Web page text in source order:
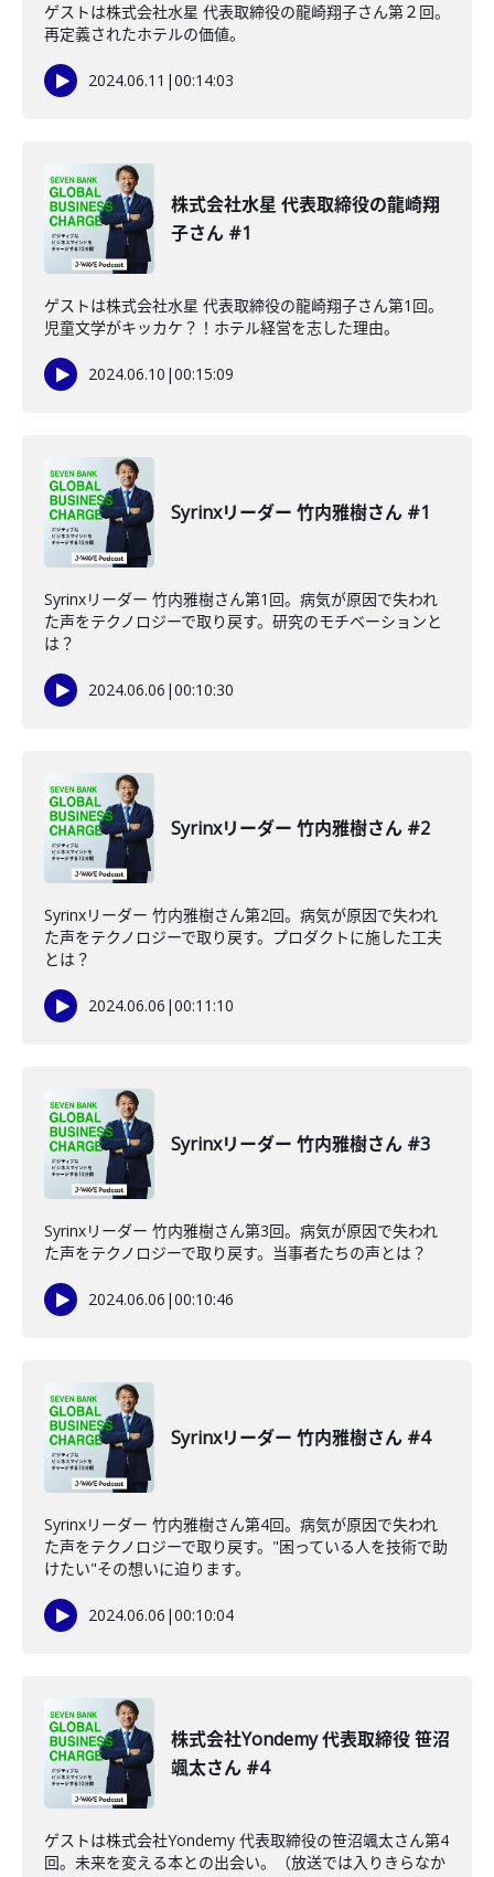
ゲストは株式会社水星 代表取締役の龍崎翔子さん第２回。
再定義されたホテルの価値。
2024.06.11 |00:14:03
株式会社水星 代表取締役の龍崎翔
子さん #1
ゲストは株式会社水星 代表取締役の龍崎翔子さん第1回。
児童文学がキッカケ？！ホテル経営を志した理由。
2024.06.10 |00:15:09
Syrinxリーダー 竹内雅樹さん #1
Syrinxリーダー 竹内雅樹さん第1回。病気が原因で失われ
た声をテクノロジーで取り戻す。研究のモチベーションと
は？
2024.06.06 |00:10:30
Syrinxリーダー 竹内雅樹さん #2
Syrinxリーダー 竹内雅樹さん第2回。病気が原因で失われ
た声をテクノロジーで取り戻す。プロダクトに施した工夫
とは？
2024.06.06 |00:11:10
Syrinxリーダー 竹内雅樹さん #3
Syrinxリーダー 竹内雅樹さん第3回。病気が原因で失われ
た声をテクノロジーで取り戻す。当事者たちの声とは？
2024.06.06 |00:10:46
Syrinxリーダー 竹内雅樹さん #4
Syrinxリーダー 竹内雅樹さん第4回。病気が原因で失われ
た声をテクノロジーで取り戻す。"困っている人を技術で助
けたい"その想いに迫ります。
2024.06.06 |00:10:04
株式会社Yondemy 代表取締役 笹沼
颯太さん #4
ゲストは株式会社Yondemy 代表取締役の笹沼颯太さん第4
回。未来を変える本との出会い。（放送では入りきらなか